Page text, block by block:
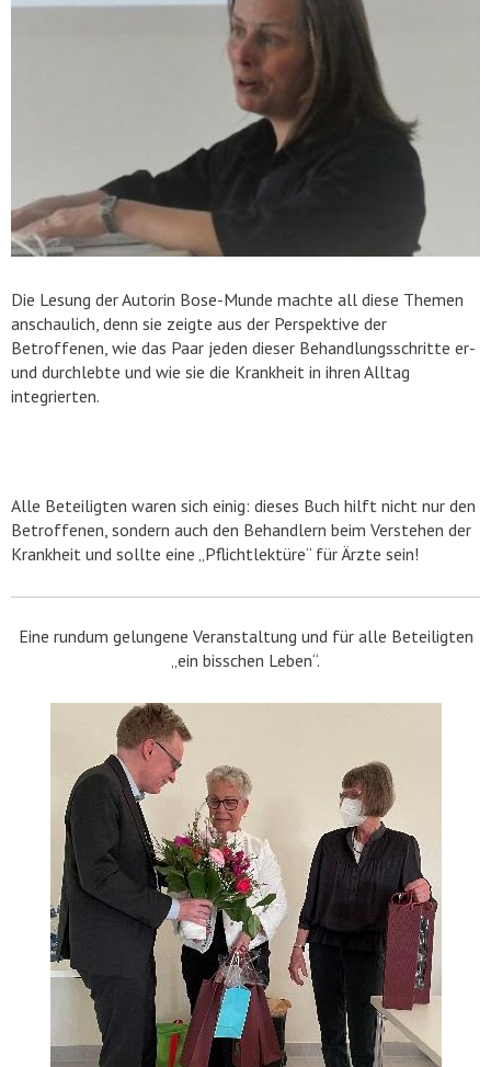
Die Lesung der Autorin Bose-Munde machte all diese Themen
anschaulich, denn sie zeigte aus der Perspektive der
Betroffenen, wie das Paar jeden dieser Behandlungsschritte er-
und durchlebte und wie sie die Krankheit in ihren Alltag
integrierten.
Alle Beteiligten waren sich einig: dieses Buch hilft nicht nur den
Betroffenen, sondern auch den Behandlern beim Verstehen der
Krankheit und sollte eine „Pflichtlektüre“ für Ärzte sein!
Eine rundum gelungene Veranstaltung und für alle Beteiligten
„ein bisschen Leben“.